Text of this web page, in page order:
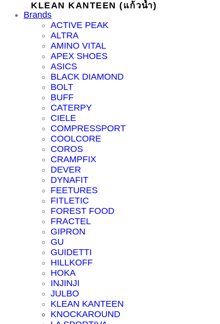
KLEAN KANTEEN (แก้วน้ำ)
Brands
ACTIVE PEAK
ALTRA
AMINO VITAL
APEX SHOES
ASICS
BLACK DIAMOND
BOLT
BUFF
CATERPY
CIELE
COMPRESSPORT
COOLCORE
COROS
CRAMPFIX
DEVER
DYNAFIT
FEETURES
FITLETIC
FOREST FOOD
FRACTEL
GIPRON
GU
GUIDETTI
HILLKOFF
HOKA
INJINJI
JULBO
KLEAN KANTEEN
KNOCKAROUND